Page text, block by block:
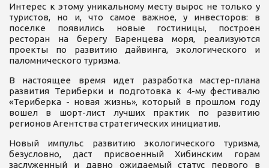
Интерес к этому уникальному месту вырос не только у
туристов, но и, что самое важное, у инвесторов: в
поселке появились новые гостиницы, построен
ресторан на берегу Баренцева моря, реализуются
проекты по развитию дайвинга, экологического и
паломнического туризма.
В настоящее время идет разработка мастер-плана
развития Териберки и подготовка к 4-му фестивалю
«Териберка - новая жизнь», который в прошлом году
вошел в шорт-лист лучших практик по развитию
регионов Агентства стратегических инициатив.
Новый импульс развитию экологического туризма,
безусловно, даст присвоенный Хибинским горам
заслуженный и давно ожидаемый статус первого в